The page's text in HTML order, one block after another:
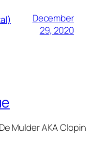
December
29, 2020
Mulder AKA Clopin